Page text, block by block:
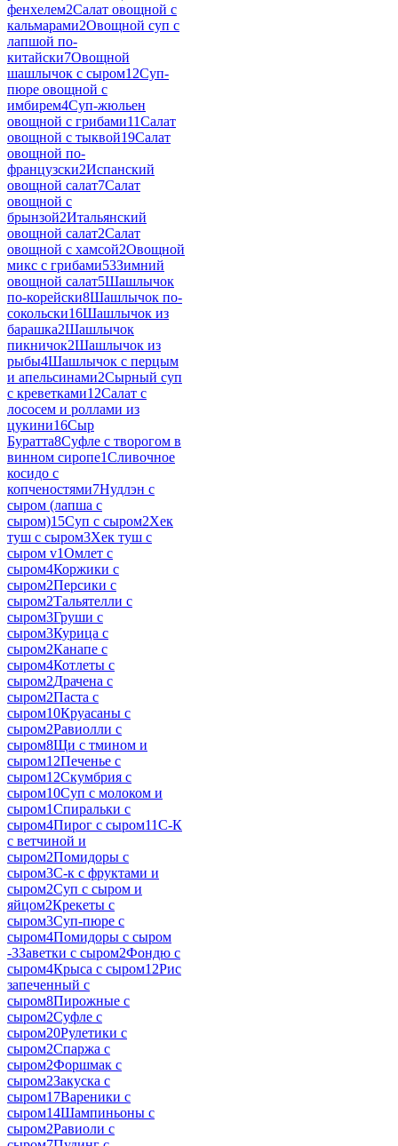
фенхелем2Салат овощной с
кальмарами2Овощной суп с
лапшой по-
китайски7Овощной
шашлычок с сыром12Суп-
пюре овощной с
имбирем4Суп-жюльен
овощной с грибами11Салат
овощной с тыквой19Салат
овощной по-
французски2Испанский
овощной салат7Салат
овощной с
брынзой2Итальянский
овощной салат2Салат
овощной с хамсой2Овощной
микс с грибами53Зимний
овощной салат5Шашлычок
по-корейски8Шашлычок по-
сокольски16Шашлычок из
барашка2Шашлычок
пикничок2Шашлычок из
рыбы4Шашлычок с перцым
и апельсинами2Сырный суп
с креветками12Салат с
лососем и роллами из
цукини16Сыр
Буратта8Суфле с творогом в
винном сиропе1Сливочное
косидо с
копченостями7Нудлэн с
сыром (лапша с
сыром)15Суп с сыром2Хек
туш с сыром3Хек туш с
сыром v1Омлет с
сыром4Коржики с
сыром2Персики с
сыром2Тальятелли с
сыром3Груши с
сыром3Курица с
сыром2Канапе с
сыром4Котлеты с
сыром2Драчена с
сыром2Паста с
сыром10Круасаны с
сыром2Равиолли с
сыром8Щи с тмином и
сыром12Печенье с
сыром12Скумбрия с
сыром10Суп с молоком и
сыром1Спиральки с
сыром4Пирог с сыром11С-К
с ветчиной и
сыром2Помидоры с
сыром3С-к с фруктами и
сыром2Суп с сыром и
яйцом2Крекеты с
сыром3Суп-пюре с
сыром4Помидоры с сыром
-3Заветки с сыром2Фондю с
сыром4Крыса с сыром12Рис
запеченный с
сыром8Пирожные с
сыром2Суфле с
сыром20Рулетики с
сыром2Спаржа с
сыром2Форшмак с
сыром2Закуска с
сыром17Вареники с
сыром14Шампиньоны с
сыром2Равиоли с